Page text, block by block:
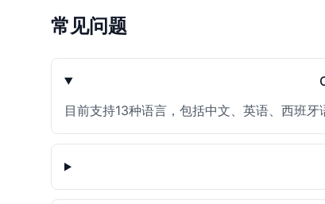
常见问题
目前支持13种语言，包括中文、英语、西班